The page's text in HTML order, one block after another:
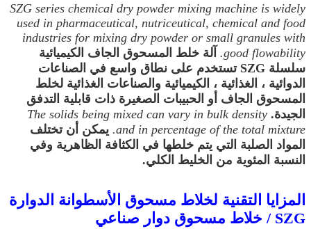
SZG series chemical dry powder mixing machine is widely
used in pharmaceutical, nutriceutical, chemical and food
industries for mixing dry powder or small granules with
good flowability.
آلة خلط المسحوق الجاف الكيميائية
سلسلة SZG تستخدم على نطاق واسع في الصناعات
الدوائية ، الغذائية ، الكيميائية والصناعات الغذائية لخلط
المسحوق الجاف أو الحبيبات الصغيرة ذات قابلية التدفق
الجيدة. The solids being mixed can vary in bulk density
and in percentage of the total mixture. يمكن أن تختلف
المواد الصلبة التي يتم خلطها في الكثافة الظاهرية وفي
النسبة المئوية من الخليط الكلي.
المزايا التقنية لخلاط مسحوق الأسطوانة الدوارة
SZG / خلاط مسحوق دوار صناعي